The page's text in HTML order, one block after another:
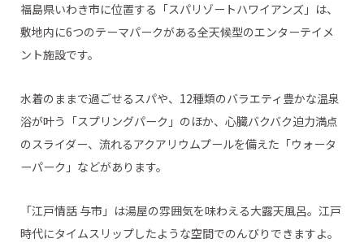
福島県いわき市に位置する「スパリゾートハワイアンズ」は、
敷地内に6つのテーマパークがある全天候型のエンターテイメ
ント施設です。
水着のままで過ごせるスパや、12種類のバラエティ豊かな温泉
浴が叶う「スプリングパーク」のほか、心臓バクバク迫力満点
のスライダー、流れるアクアリウムプールを備えた「ウォータ
ーパーク」などがあります。
「江戸情話 与市」は湯屋の雰囲気を味わえる大露天風呂。江戸
時代にタイムスリップしたような空間でのんびりできますよ。